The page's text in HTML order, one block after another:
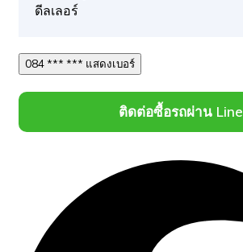
ดีลเลอร์
084 *** *** แสดงเบอร์
ติดต่อซื้อรถผ่าน Line